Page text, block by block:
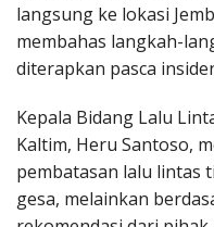
langsung ke lokasi
membahas langkah-
diterapkan pasca
Kepala Bidang Lalu
Kaltim, Heru Santoso,
pembatasan lalu lintas
gesa, melainkan